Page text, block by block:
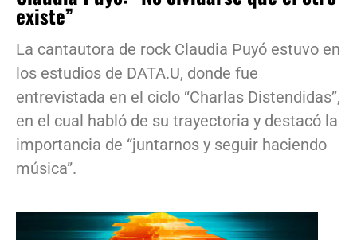
existe”
La cantautora de rock Claudia Puyó estuvo en
los estudios de DATA.U, donde fue
entrevistada en el ciclo “Charlas Distendidas”,
en el cual habló de su trayectoria y destacó la
importancia de “juntarnos y seguir haciendo
música”.